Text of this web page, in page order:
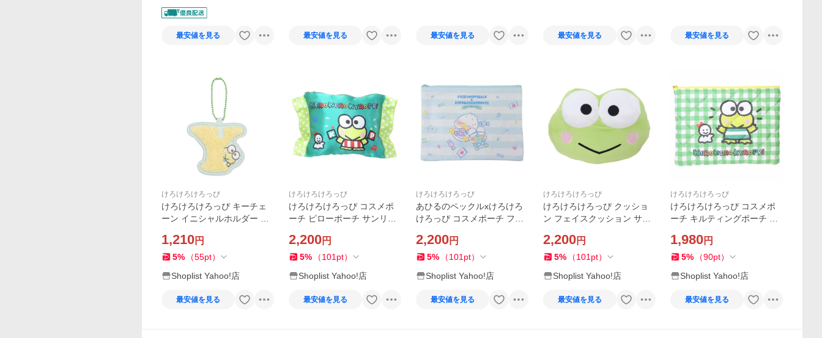
レクション
最安値を見る 最安値を見る 最安値を見る 最安値を見る 最安値を見る
けろけろけろっぴ
けろけろけろっぴ キーチェ
ーン イニシャルホルダー 相
ン プチギフト キャラクター
グッズ
1,210円
5% （55pt）
Shoplist Yahoo!店
最安値を見る
けろけろけろっぴ
けろけろけろっぴ コスメポ
ーチ ピローポーチ サンリオ
れ キャラクター グッズ
2,200円
5% （101 pt）
Shoplist Yahoo!店
最安値を見る
けろけろけろっぴ
あひるのペックルxけろけろ
けろっぴ コスメポーチ フラ
ンリオ ワタナベ 小物入れ 化
粧ポーチ キャラクター グッ
2,200円
5% （101 pt）
Shoplist Yahoo!店
最安値を見る
けろけろけろっぴ
けろけろけろっぴ クッショ
ン フェイスクッション サン
ー グッズ
2,200円
5% （101 pt）
Shoplist Yahoo!店
最安値を見る
けろけろけろっぴ
けろけろけろっぴ コスメポ
ーチ キルティングポーチ サ
粧ポーチ キャラクター グッ
ズ
1,980円
5% （90pt）
Shoplist Yahoo!店
最安値を見る